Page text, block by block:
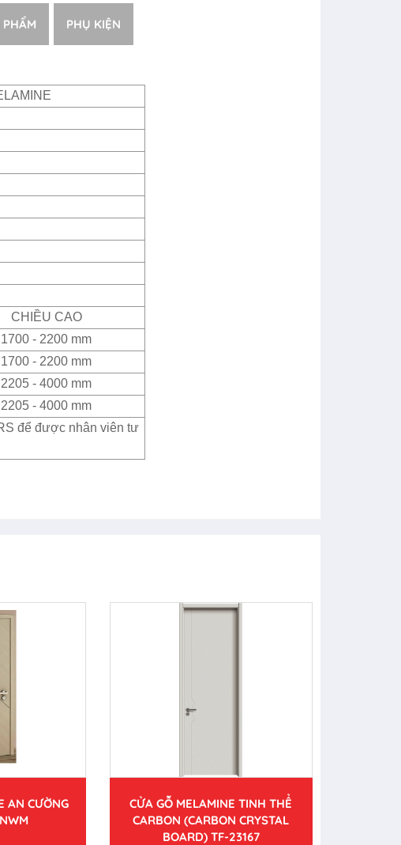
PHỤ KIỆN
CHIỀU CAO
1700 - 2200 mm
1700 - 2200 mm
2205 - 4000 mm
2205 - 4000 mm
để được nhân viên tư
AN CƯỜNG
CỬA GỖ MELAMINE TINH THỂ
CARBON (CARBON CRYSTAL
BOARD) TF-23167